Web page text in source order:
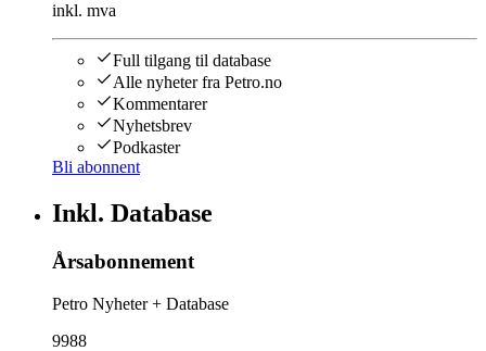
inkl. mva
Full tilgang til database
Alle nyheter fra Petro.no
Kommentarer
Nyhetsbrev
Podkaster
Bli abonnent
Inkl. Database
Årsabonnement
Petro Nyheter + Database
9988